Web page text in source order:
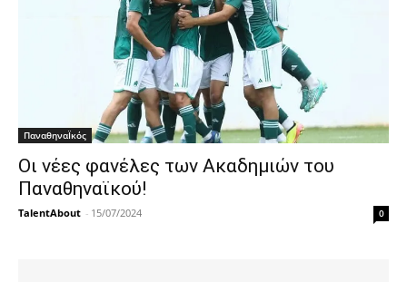
ΠαναθηναΪκός
Οι νέες φανέλες των Ακαδημιών του
Παναθηναϊκού!
TalentAbout - 15/07/2024 0